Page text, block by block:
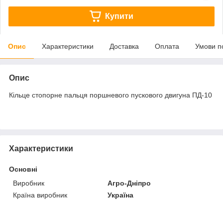
Купити
Опис Характеристики Доставка Оплата Умови
Опис
Кільце стопорне пальця поршневого пускового двигуна ПД-10
Характеристики
Основні
Виробник
Агро-Дніпро
Країна виробник
Україна